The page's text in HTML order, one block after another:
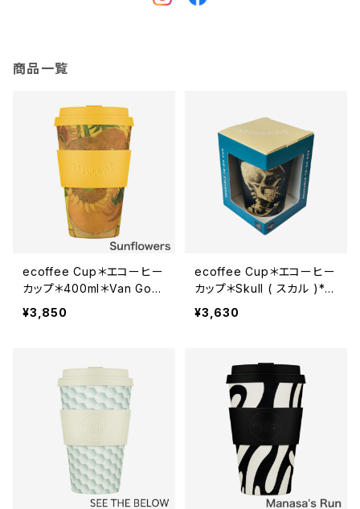
商品一覧
ecoffee Cup＊エコーヒー
カップ＊400ml＊Van Gog
h＊ヴァン・ゴッホ＊全3色
PLA
¥3,850
ecoffee Cup＊エコーヒー
カップ＊Skull ( スカル )*3
50ml＊Van Gogh＊ヴァン・
ゴッホ＊ PLA
¥3,630